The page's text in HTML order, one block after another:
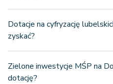
Dotacje na cyfryzację
zyskać?
Zielone inwestycje MŚP na
dotację?